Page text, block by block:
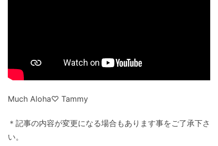
Much Aloha♡ Tammy
＊記事の内容が変更になる場合もあります事をご了承下さ
い。